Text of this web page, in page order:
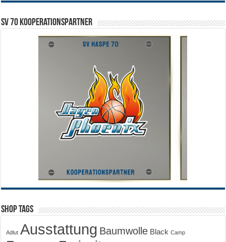
SV 70 Kooperationspartner
Shop Tags
Adlut Ausstattung Baumwolle Black Camp